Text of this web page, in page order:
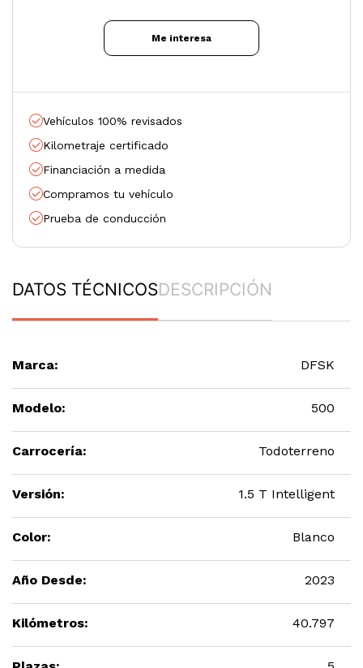
Me interesa
Vehículos 100% revisados
Kilometraje certificado
Financiación a medida
Compramos tu vehículo
Prueba de conducción
DATOS TÉCNICOSDESCRIPCIÓN
Marca: DFSK
Modelo: 500
Carrocería: Todoterreno
Versión: 1.5 T Intelligent
Color: Blanco
Año Desde: 2023
Kilómetros: 40.797